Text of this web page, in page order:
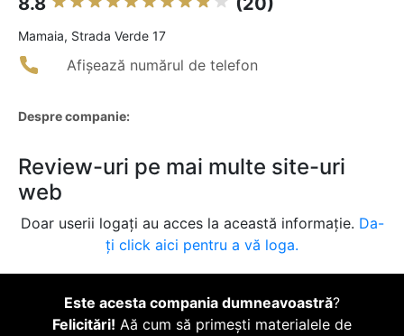
Mamaia, Strada Verde 17
Afișează numărul de telefon
Despre companie:
Review-uri pe mai multe site-uri
web
Doar userii logați au acces la această informație. Da-
ți click aici pentru a vă loga.
Este acesta compania dumneavoastră?
Felicitări! Aă cum să primești materialele de